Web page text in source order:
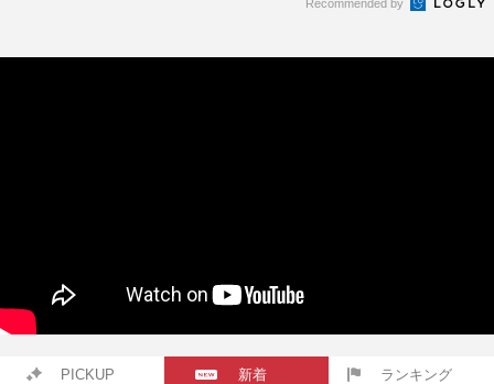
Recommended by
PICKUP 新着 ランキング